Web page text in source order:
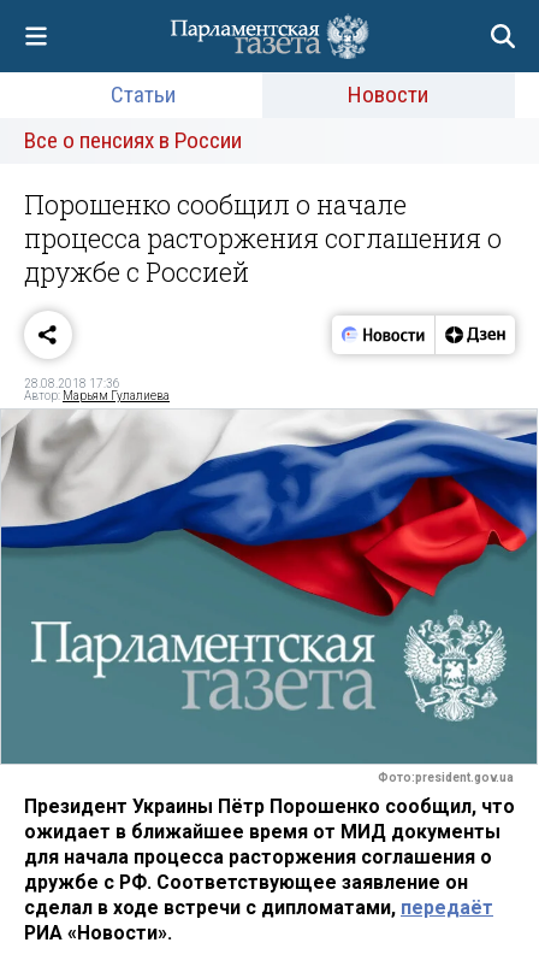
Статьи
Новости
Все о пенсиях в России
Порошенко сообщил о начале
процесса расторжения соглашения о
дружбе с Россией
28.08.2018 17:36
Автор: Марьям Гулалиева
Фото:president.gov.ua
Президент Украины Пётр Порошенко сообщил, что
ожидает в ближайшее время от МИД документы
для начала процесса расторжения соглашения о
дружбе с РФ. Соответствующее заявление он
сделал в ходе встречи с дипломатами, передаёт
РИА «Новости».